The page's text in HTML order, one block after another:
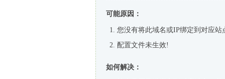
可能原因：
您没有将此域名或IP绑定到对应站
配置文件未生效!
如何解决：